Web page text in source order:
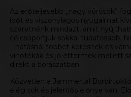
Az erőteljesebb „nagy vörösök”
időt és viszonylagos nyugalmat
szeretnénk mindazt, amit
célcsoportjuk sokkal tudatosabb,
– hatásnál többet keresnek és
vinotékák és jó éttermek mellett
direkt a borászatban.
Közvetlen a Jammertal
elég sok és jelentős előnye van.